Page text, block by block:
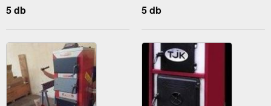
5 db 5 db